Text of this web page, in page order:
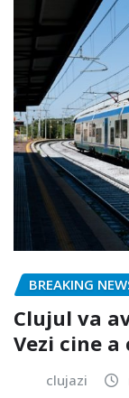
BREAKING
Clujul va
Vezi cine
clujazi